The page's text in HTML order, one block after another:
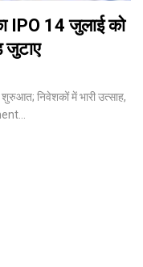
IPO 14 जुलाई को
जुटाए
निवेशकों में भारी उत्साह,